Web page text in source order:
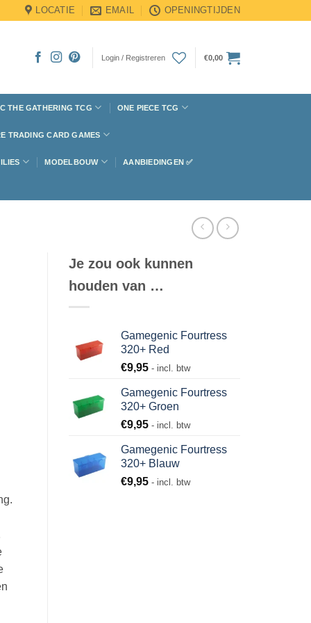
LOCATIE EMAIL OPENINGTIJDEN
Login / Registreren €0,00
THE GATHERING TCG ONE PIECE TCG
TRADING CARD GAMES
MODELBOUW AANBIEDINGEN ✅
Je zou ook kunnen
houden van …
Gamegenic Fourtress
320+ Red
€9,95 - incl. btw
Gamegenic Fourtress
320+ Groen
€9,95 - incl. btw
Gamegenic Fourtress
320+ Blauw
€9,95 - incl. btw